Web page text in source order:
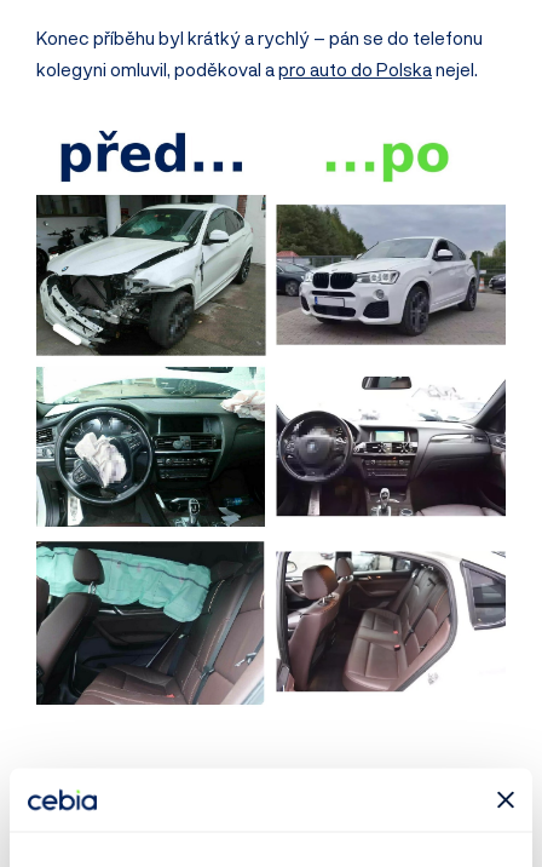
Konec příběhu byl krátký a rychlý – pán se do telefonu
kolegyni omluvil, poděkoval apro auto do Polskanejel.
Věnujte pozornost všem